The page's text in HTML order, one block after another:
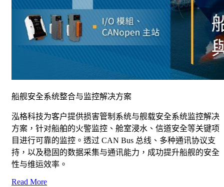
船舰安全系统整合与监控解决方案
泓格科技为客户提供损害管制系统与舰载安全系统监控解决
方案，针对船舶的火警监控、舱室浸水、信道安全等关键项
目进行可靠的监控。透过 CAN Bus 总线、多种通讯协议支
持，以及稳固的数据采集与通讯能力，成功提升船舰的安全
性与维运效率。
Read More